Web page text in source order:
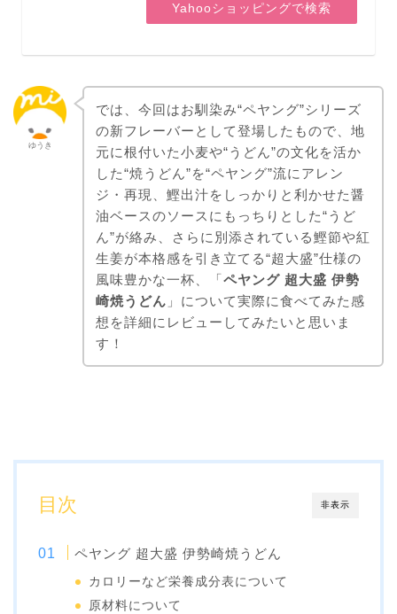
Yahooショッピングで検索
ゆうき
では、今回はお馴染み“ペヤング”シリーズ
の新フレーバーとして登場したもので、地
元に根付いた小麦や“うどん”の文化を活か
した“焼うどん”を“ペヤング”流にアレン
ジ・再現、鰹出汁をしっかりと利かせた醤
油ベースのソースにもっちりとした“うど
ん”が絡み、さらに別添されている鰹節や紅
生姜が本格感を引き立てる“超大盛”仕様の
風味豊かな一杯、「ペヤング 超大盛 伊勢
崎焼うどん 」について実際に食べてみた感
想を詳細にレビューしてみたいと思いま
す！
非表示
目次
ペヤング 超大盛 伊勢崎焼うどん
カロリーなど栄養成分表について
原材料について